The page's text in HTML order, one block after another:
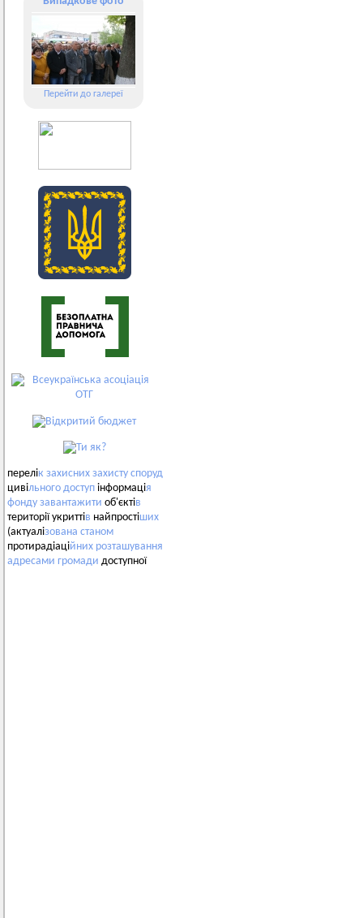
Перейти до галереї
перелік захисних захисту споруд
цивільного доступ інформація
фонду завантажити об'єктів
території укриттів найпростіших
(актуалізована станом
протирадіаційних розташування
адресами громади доступної